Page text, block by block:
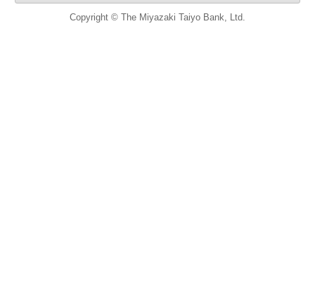
Copyright © The Miyazaki Taiyo Bank, Ltd.